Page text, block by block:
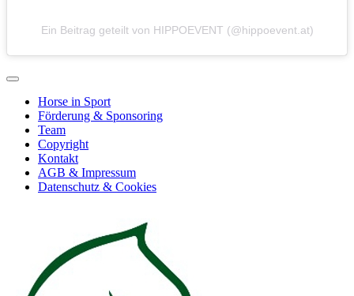
Ein Beitrag geteilt von HIPPOEVENT (@hippoevent.at)
Horse in Sport
Förderung & Sponsoring
Team
Copyright
Kontakt
AGB & Impressum
Datenschutz & Cookies